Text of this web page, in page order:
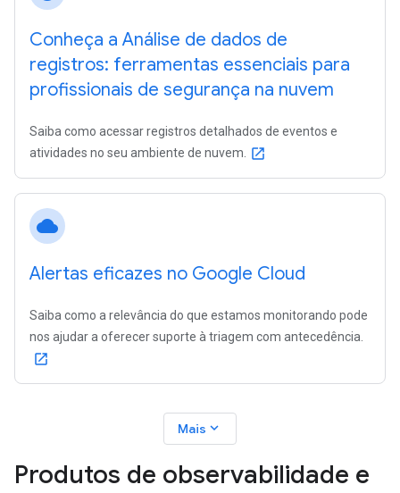
Conheça a Análise de dados de
registros: ferramentas essenciais para
profissionais de segurança na nuvem
Saiba como acessar registros detalhados de eventos e
atividades no seu ambiente de nuvem.
open_in_new
cloud
Alertas eficazes no Google Cloud
Saiba como a relevância do que estamos monitorando pode
nos ajudar a oferecer suporte à triagem com antecedência.
open_in_new
Mais expand_more
Produtos de observabilidade e